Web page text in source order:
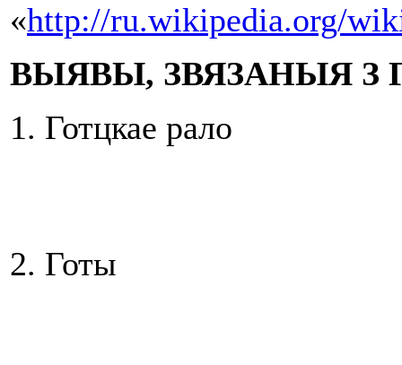
«http://ru.wikipedia.org/
ВЫЯВЫ, ЗВЯЗАНЫЯ З
1. Готцкае рало
2. Готы